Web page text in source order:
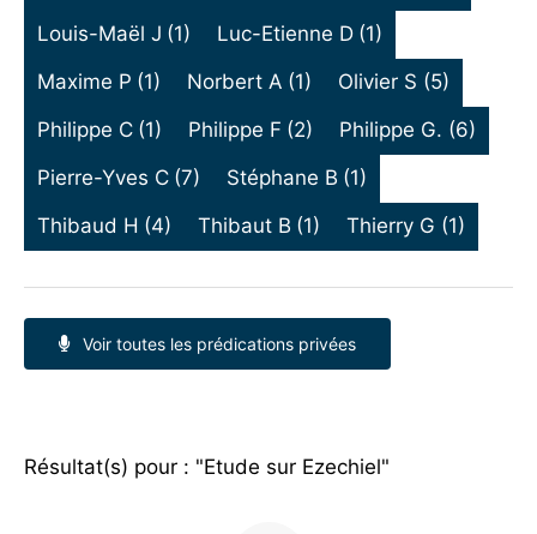
Louis-Maël J (1) Luc-Etienne D (1)
Maxime P (1) Norbert A (1) Olivier S (5)
Philippe C (1) Philippe F (2) Philippe G. (6)
Pierre-Yves C (7) Stéphane B (1)
Thibaud H (4) Thibaut B (1) Thierry G (1)
Voir toutes les prédications privées
Résultat(s) pour : "Etude sur Ezechiel"